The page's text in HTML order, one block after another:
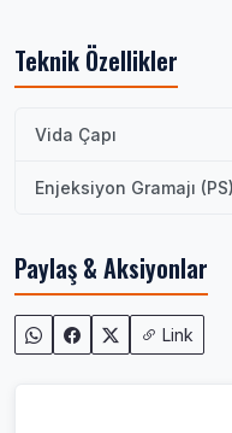
Teknik Özellikler
Vida Çapı
Enjeksiyon Gramajı (PS)
Paylaş & Aksiyonlar
Link